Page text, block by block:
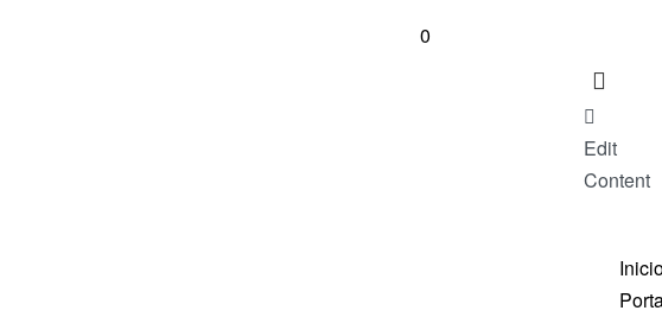
0
Edit
Content